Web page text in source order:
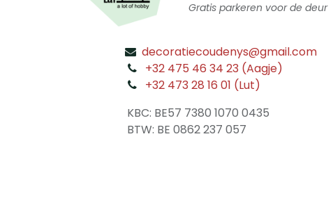
Gratis parkeren voor de deur
decoratiecoudenys@gmail.com
+32 475 46 34 23 (Aagje)
+32 473 28 16 01 (Lut)
KBC: BE57 7380 1070 0435
​ BTW: BE 0862 237 057